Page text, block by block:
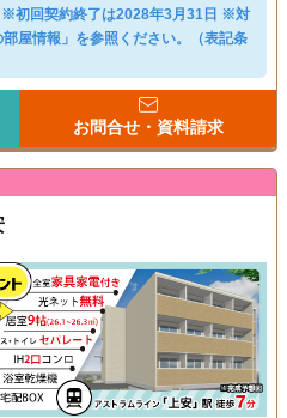
※初回契約終了は2028年3月31日 ※対
屋情報」を参照ください。（表記条
お問合せ・資料請求